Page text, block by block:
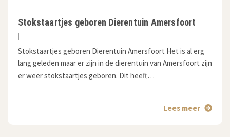
Stokstaartjes geboren Dierentuin Amersfoort
|
Stokstaartjes geboren Dierentuin Amersfoort Het is al erg
lang geleden maar er zijn in de dierentuin van Amersfoort zijn
er weer stokstaartjes geboren. Dit heeft…
Lees meer